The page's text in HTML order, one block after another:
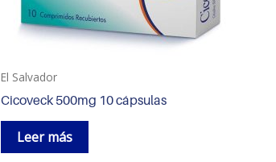
El Salvador
Cicoveck 500mg 10 cápsulas
Leer más